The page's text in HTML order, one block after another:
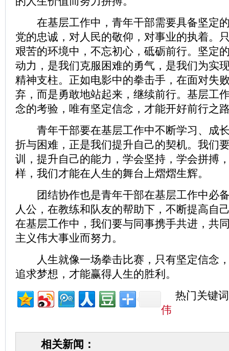
在基层工作中，青年干部需要具备坚定
党的忠诚，对人民的敬仰，对事业的执着。
艰苦的环境中，不忘初心，砥砺前行。坚定
动力，是我们克服困难的勇气，是我们为实
精神支柱。正如电影中的拳击手，在面对失
弃，而是勇敢地站起来，继续前行。基层工
念的考验，唯有坚定信念，才能开好前行之
青年干部要在基层工作中不断学习、成
折与困难，正是我们提升自己的契机。我们
训，提升自己的能力，学会坚持，学会拼搏
样，我们才能在人生的舞台上熠熠生辉。
团结协作也是青年干部在基层工作中必
人公，在教练和队友的帮助下，不断提高自
在基层工作中，我们要与同事携手共进，共
主义伟大事业而努力。
人生就像一场拳击比赛，只有坚定信念
追求梦想，才能赢得人生的胜利。
热门关键
伟
相关新闻：